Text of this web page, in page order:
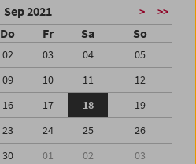
Sep 2021 > >>
Do Fr Sa So
02 03 04
05
09 10 11
12
16 17 18
19
23 24 25
26
30 01 02
03